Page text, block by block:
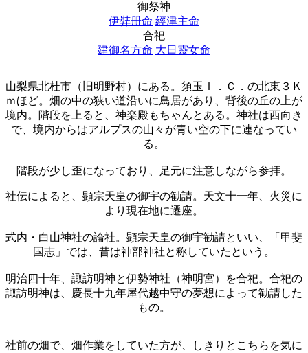
御祭神
伊弉册命 經津主命
合祀
建御名方命 大日靈女命
山梨県北杜市（旧明野村）にある。須玉Ｉ．Ｃ．の北東３Ｋ
ｍほど。畑の中の狭い道沿いに鳥居があり、背後の丘の上が
境内。階段を上ると、神楽殿もちゃんとある。神社は西向き
で、境内からはアルプスの山々が青い空の下に連なってい
る。
階段が少し歪になっており、足元に注意しながら参拝。
社伝によると、顕宗天皇の御宇の勧請。天文十一年、火災に
より現在地に遷座。
式内・白山神社の論社。顕宗天皇の御宇勧請といい、「甲斐
国志」では、昔は神部神社と称していたという。
明治四十年、諏訪明神と伊勢神社（神明宮）を合祀。合祀の
諏訪明神は、慶長十九年屋代越中守の夢想によって勧請した
もの。
社前の畑で、畑作業をしていた方が、しきりとこちらを気に